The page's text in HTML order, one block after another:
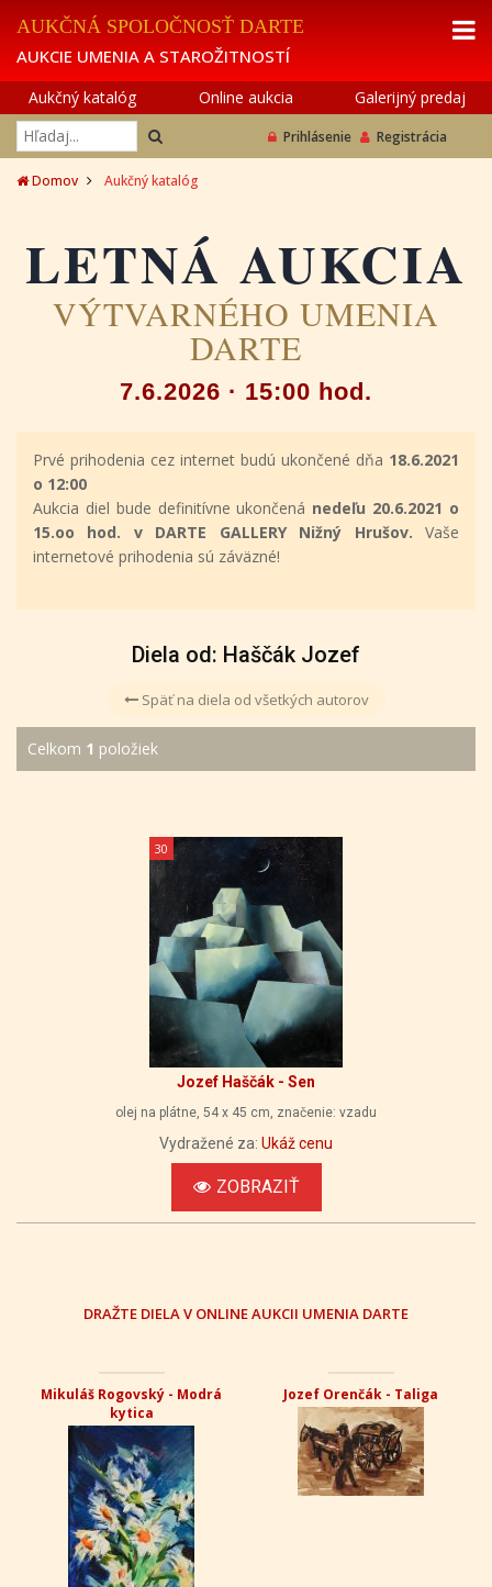
AUKČNÁ SPOLOČNOSŤ DARTE
AUKCIE UMENIA A STAROŽITNOSTÍ
Aukčný katalóg Online aukcia Galerijný predaj
Prihlásenie Registrácia
Domov Aukčný katalóg
LETNÁ AUKCIA
VÝTVARNÉHO UMENIA
DARTE
7.6.2026 · 15:00 hod.
Prvé prihodenia cez internet budú ukončené dňa 18.6.2021
o 12:00
Aukcia diel bude definitívne ukončená nedeľu 20.6.2021 o
15.oo hod. v DARTE GALLERY Nižný Hrušov. Vaše
internetové prihodenia sú záväzné!
Diela od: Haščák Jozef
Späť na diela od všetkých autorov
Celkom 1 položiek
30
Jozef Haščák - Sen
olej na plátne, 54 x 45 cm, značenie: vzadu
Vydražené za: Ukáž cenu
ZOBRAZIŤ
DRAŽTE DIELA V ONLINE AUKCII UMENIA DARTE
Mikuláš Rogovský - Modrá
kytica
Jozef Orenčák - Taliga